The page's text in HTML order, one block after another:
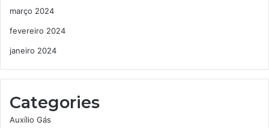
março 2024
fevereiro 2024
janeiro 2024
Categories
Auxílio Gás